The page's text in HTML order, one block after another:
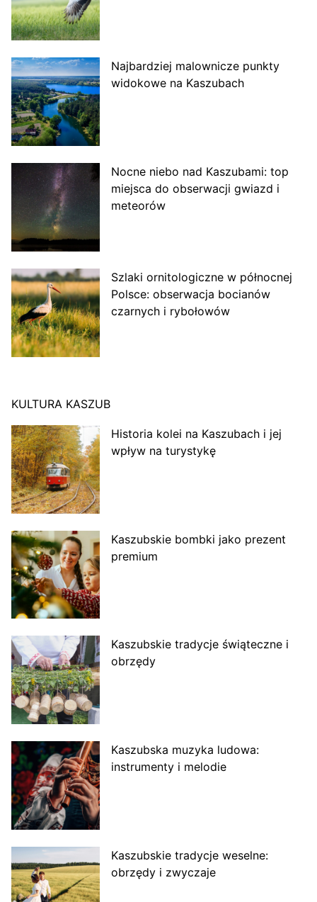
Najbardziej malownicze punkty
widokowe na Kaszubach
Nocne niebo nad Kaszubami: top
miejsca do obserwacji gwiazd i
meteorów
Szlaki ornitologiczne w północnej
Polsce: obserwacja bocianów
czarnych i rybołowów
KULTURA KASZUB
Historia kolei na Kaszubach i jej
wpływ na turystykę
Kaszubskie bombki jako prezent
premium
Kaszubskie tradycje świąteczne i
obrzędy
Kaszubska muzyka ludowa:
instrumenty i melodie
Kaszubskie tradycje weselne:
obrzędy i zwyczaje